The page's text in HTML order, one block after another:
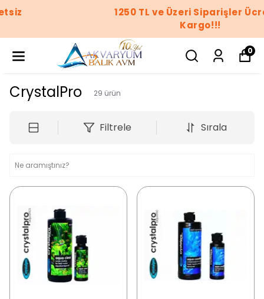
1250 TL ve Üzeri Siparişler Ücretsiz
0
CrystalPro 29 ürün
Filtrele Sırala